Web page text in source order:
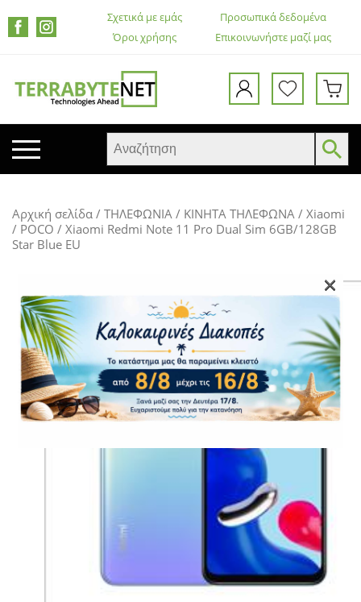
Σχετικά με εμάς
Επικοινωνήστε μαζί μας
Προσωπικά δεδομένα
Όροι χρήσης
TABLETS
HEADSETS & ΗΧΕΊΑ
ΕΚΤΥΠΩΤΈΣ – ΠΟΛΥΜΗΧΑΝΉΜΑΤΑ
WEB CAMERA
ΚΟΥΤΙΆ ΥΠΟΛΟΓΙΣΤΏΝ
CASE FANS
LIQUID COOLERS
ΟΙΚΙΑΚΕΣ ΣΥΣΚΕΥΕΣ
Αρχική σελίδα / ΤΗΛΕΦΩΝΙΑ / ΚΙΝΗΤΑ ΤΗΛΕΦΩΝΑ / Xiaomi
/ POCO / Xiaomi Redmi Note 11 Pro Dual Sim 6GB/128GB
Star Blue EU
×